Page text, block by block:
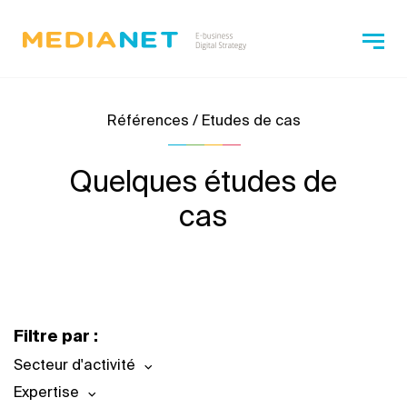
Références / Etudes de cas
Quelques études de
cas
Filtre par :
Secteur d'activité
Expertise